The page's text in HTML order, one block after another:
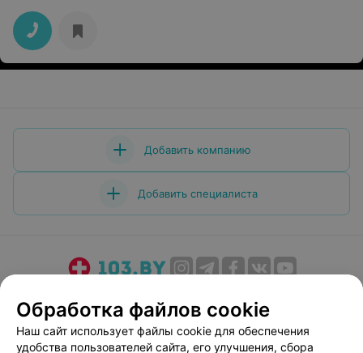
Добавить компанию
Добавить специалиста
Медицинский маркетинг
Публичный договор
Пользовательское соглашение
Способы оплаты
Обработка файлов cookie
Наш сайт использует файлы cookie для обеспечения
удобства пользователей сайта, его улучшения, сбора